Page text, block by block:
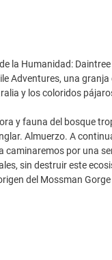
la Humanidad:
Adventures, una
y los coloridos
y fauna del bosque
Almuerzo. A
por una
sin destruir este
del Mossman